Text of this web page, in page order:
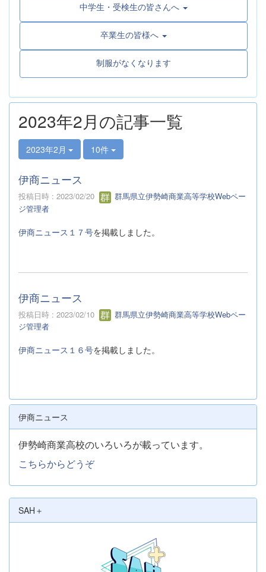
中学生・受検生の皆さんへ
卒業生の皆様へ
制服がなくなります
2023年2月の記事一覧
2023年2月 10件
伊商ニュース
投稿日時 : 2023/02/20
群馬県立伊勢崎商業高等学校Webペー
ジ管理者
伊商ニュース１７号を掲載しました。
伊商ニュース
投稿日時 : 2023/02/10
群馬県立伊勢崎商業高等学校Webペー
ジ管理者
伊商ニュース１６号を掲載しました。
伊商ニュース
伊勢崎商業高校のいろいろが載っています。
こちらからどうぞ
SAH＋